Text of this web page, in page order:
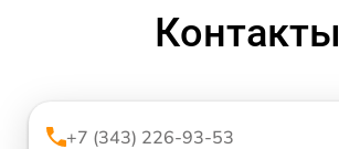
Контакты
+7 (343) 226-93-53